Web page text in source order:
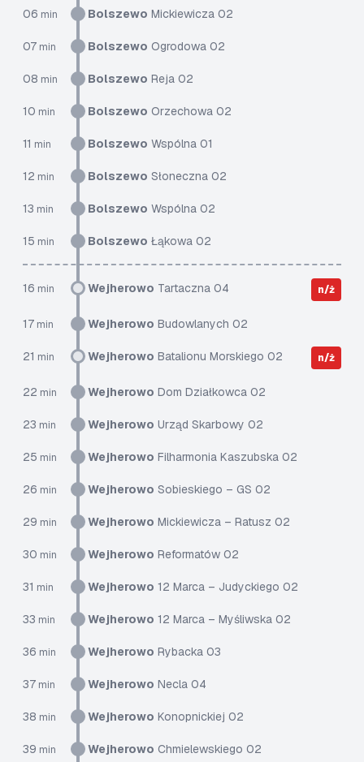
06 min Bolszewo Mickiewicza 02
07 min Bolszewo Ogrodowa 02
08 min Bolszewo Reja 02
10 min Bolszewo Orzechowa 02
11 min Bolszewo Wspólna 01
12 min Bolszewo Słoneczna 02
13 min Bolszewo Wspólna 02
15 min Bolszewo Łąkowa 02
16 min Wejherowo Tartaczna 04 n/ż
17 min Wejherowo Budowlanych 02
21 min Wejherowo Batalionu Morskiego 02 n/ż
22 min Wejherowo Dom Działkowca 02
23 min Wejherowo Urząd Skarbowy 02
25 min Wejherowo Filharmonia Kaszubska 02
26 min Wejherowo Sobieskiego – GS 02
29 min Wejherowo Mickiewicza – Ratusz 02
30 min Wejherowo Reformatów 02
31 min Wejherowo 12 Marca – Judyckiego 02
33 min Wejherowo 12 Marca – Myśliwska 02
36 min Wejherowo Rybacka 03
37 min Wejherowo Necla 04
38 min Wejherowo Konopnickiej 02
39 min Wejherowo Chmielewskiego 02